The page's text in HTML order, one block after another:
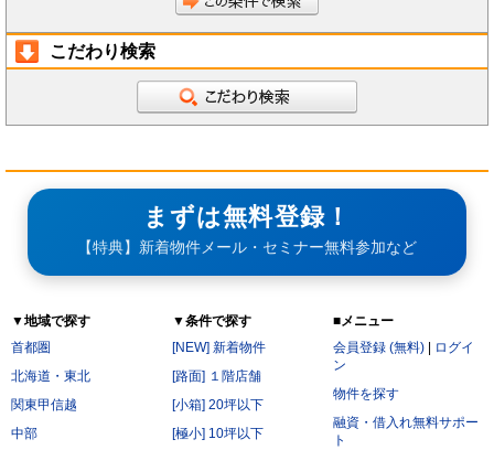
こだわり検索
まずは無料登録！
【特典】新着物件メール・セミナー無料参加など
▼地域で探す
首都圏
北海道・東北
関東甲信越
中部
▼条件で探す
[NEW] 新着物件
[路面] １階店舗
[小箱] 20坪以下
[極小] 10坪以下
■メニュー
会員登録 (無料)
ログイ
ン
物件を探す
融資・借入れ無料サポー
ト